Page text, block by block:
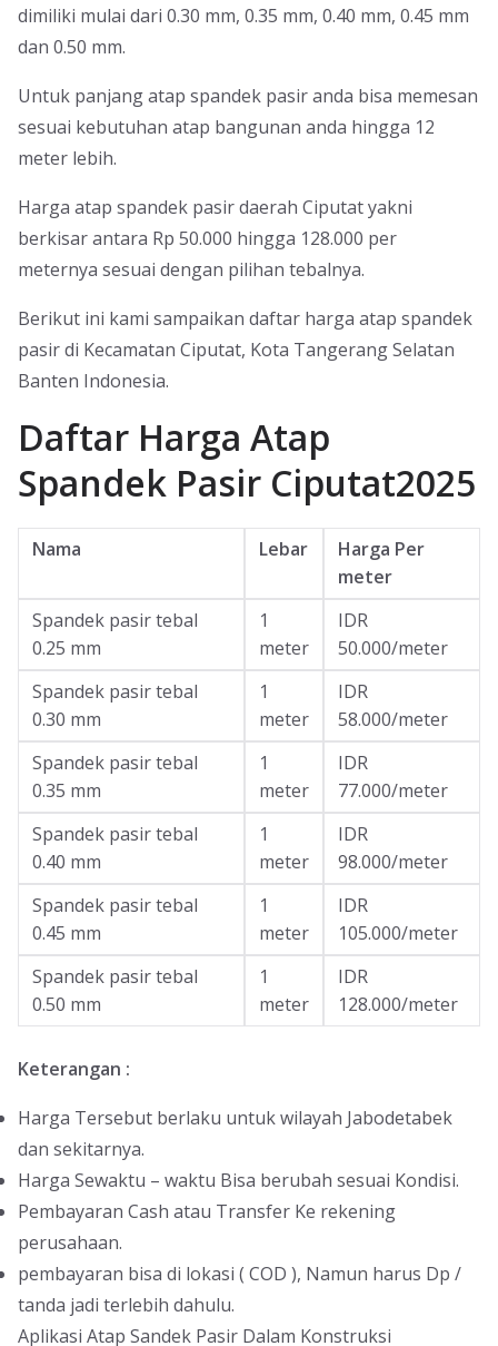
dimiliki mulai dari 0.30 mm, 0.35 mm, 0.40 mm, 0.45 mm
dan 0.50 mm.
Untuk panjang atap spandek pasir anda bisa memesan
sesuai kebutuhan atap bangunan anda hingga 12
meter lebih.
Harga atap spandek pasir daerah Ciputat yakni
berkisar antara Rp 50.000 hingga 128.000 per
meternya sesuai dengan pilihan tebalnya.
Berikut ini kami sampaikan daftar harga atap spandek
pasir di Kecamatan Ciputat, Kota Tangerang Selatan
Banten Indonesia.
Daftar Harga Atap
Spandek Pasir Ciputat2025
Nama Lebar
Harga Per
meter
Spandek pasir tebal
0.25 mm
1
meter
IDR
50.000/meter
Spandek pasir tebal
0.30 mm
1
meter
IDR
58.000/meter
Spandek pasir tebal
0.35 mm
1
meter
IDR
77.000/meter
Spandek pasir tebal
0.40 mm
1
meter
IDR
98.000/meter
Spandek pasir tebal
0.45 mm
1
meter
IDR
105.000/meter
Spandek pasir tebal
0.50 mm
1
meter
IDR
128.000/meter
Keterangan :
Harga Tersebut berlaku untuk wilayah Jabodetabek
dan sekitarnya.
Harga Sewaktu – waktu Bisa berubah sesuai Kondisi.
Pembayaran Cash atau Transfer Ke rekening
perusahaan.
pembayaran bisa di lokasi ( COD ), Namun harus Dp /
tanda jadi terlebih dahulu.
Aplikasi Atap Sandek Pasir Dalam Konstruksi